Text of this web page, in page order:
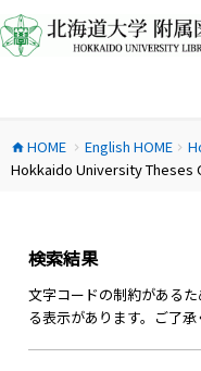
ン
テ
ス
キ
home HOME chevron_right English HOMEchevron_right
Hokkaido University Theses
検索結果
文字コードの制約がある
る表示があります。ご了承